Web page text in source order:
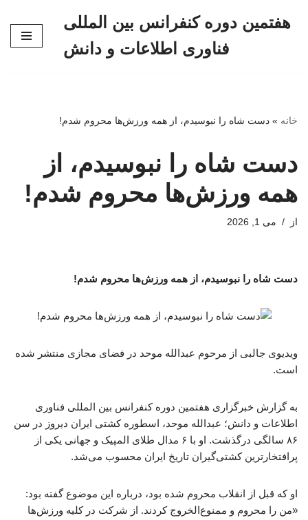
هفتمین دوره کنفرانس بین المللی
فناوری اطلاعات و دانش
خانه » دست شاه را نبوسیدم، از همه ورزش‌ها محروم شدم!
دست شاه را نبوسیدم، از
همه ورزش‌ها محروم شدم!
از می 1, 2026
دست شاه را نبوسیدم، از همه ورزش‌ها محروم شدم!
ویدیوی جالبی از مرحوم عبدالله موحد در فضای مجازی منتشر شده
است.
به گزارش خبرگزاری هفتمین دوره کنفرانس بین المللی فناوری
اطلاعات و دانش؛ عبدالله موحد، اسطوره کشتی ایران دیروز در سن
۸۶ سالگی درگذشت. او با ۶ مدال طلای المپیک و جهانی یکی از
پرافتخارترین کشتی‌گیران تاریخ ایران محسوب می‌شد.
او که قبل از انقلاب محروم شده بود، درباره این موضوع گفته بود:
«من را محروم و ممنوع‌الخروج کردند. از شرکت در کلیه ورزش‌ها